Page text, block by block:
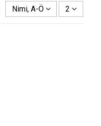
Nimi, A-Ö 2